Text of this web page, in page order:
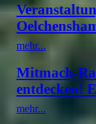
mehr...
Mitmach-
entdecken!
mehr...